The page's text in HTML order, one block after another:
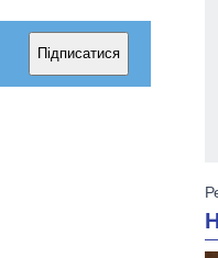
Підписатися
Скільки картоплі
вирощували в
Україні до і під час
великої війни